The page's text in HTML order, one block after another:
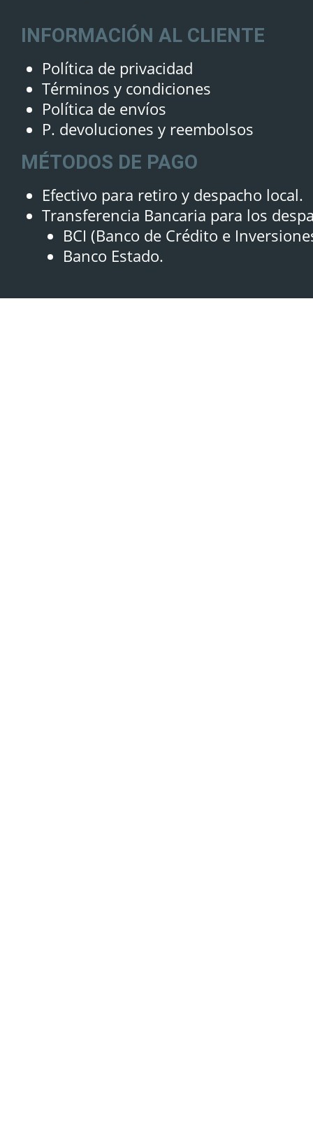
INFORMACIÓN AL CLIENTE
Política de privacidad
Términos y condiciones
Política de envíos
P. devoluciones y reembolsos
MÉTODOS DE PAGO
Efectivo para retiro y despacho local.
Transferencia Bancaria para los
BCI (Banco de Crédito e
Banco Estado.